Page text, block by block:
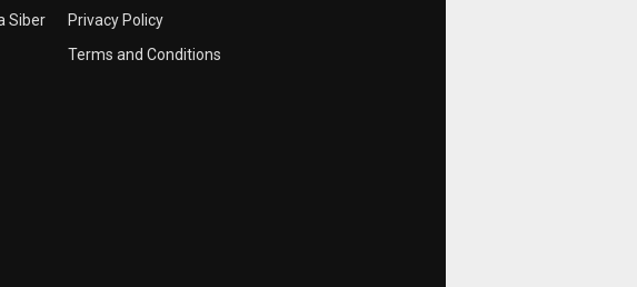
Siber
Privacy Policy
Terms and Conditions